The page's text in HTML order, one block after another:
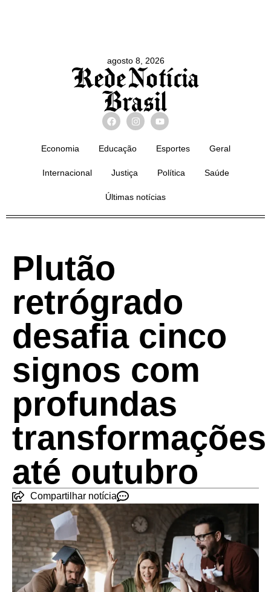
agosto 8, 2026
Economia Educação Esportes Geral
Internacional Justiça Política Saúde
Últimas notícias
Plutão
retrógrado
desafia cinco
signos com
profundas
transformações
até outubro
Compartilhar notícia